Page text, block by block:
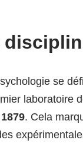
se
laboratoire
1879. Cela